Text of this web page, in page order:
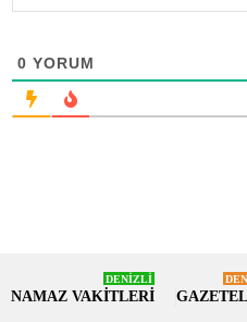
0 YORUM
NAMAZ VAKİTLERİ
DENİZLİ